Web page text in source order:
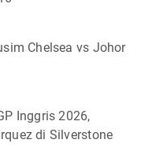
Chelsea vs Johor
Inggris 2026,
di Silverstone